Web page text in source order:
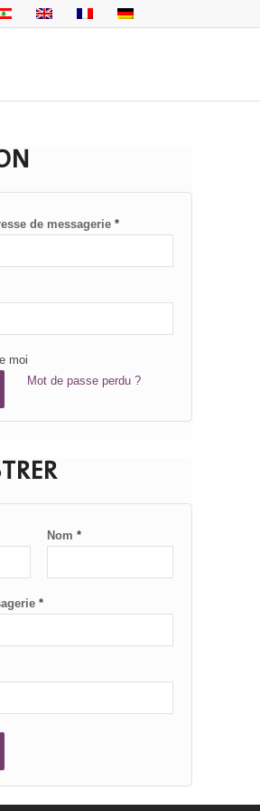
de messagerie *
moi
Mot de passe perdu ?
Nom *
*